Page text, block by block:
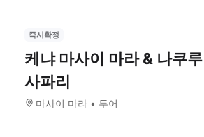
즉시확정
케냐 마사이 마라 & 나쿠
사파리
마사이 마라 투어